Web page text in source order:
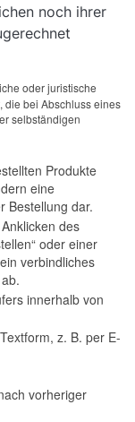
noch ihrer
oder juristische
die bei Abschluss eines
selbständigen
Produkte
eine
Bestellung dar.
des
oder einer
verbindliches
innerhalb von
z. B. per E-
vorheriger